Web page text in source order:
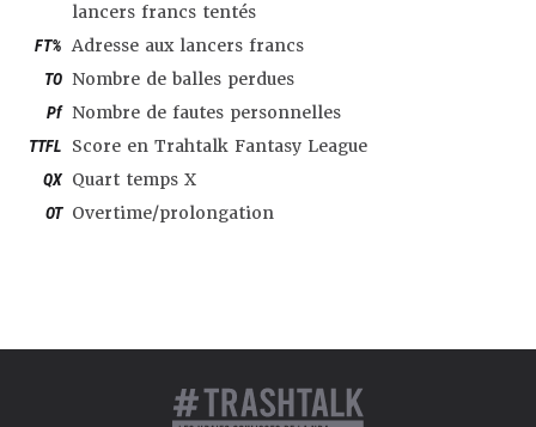
lancers francs tentés
FT% Adresse aux lancers francs
TO Nombre de balles perdues
Pf Nombre de fautes personnelles
TTFL Score en Trahtalk Fantasy League
QX Quart temps X
OT Overtime/prolongation